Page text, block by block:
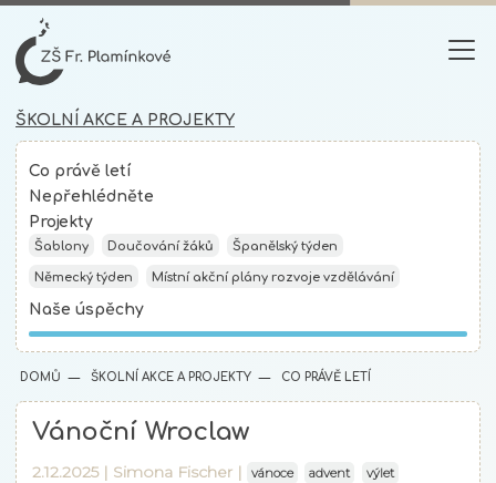
ŠKOLNÍ AKCE A PROJEKTY
Co právě letí
Nepřehlédněte
Projekty
Šablony Doučování žáků Španělský týden
Německý týden Místní akční plány rozvoje vzdělávání
Naše úspěchy
DOMŮ ŠKOLNÍ AKCE A PROJEKTY CO PRÁVĚ LETÍ
Vánoční Wroclaw
2.12.2025 | Simona Fischer | vánoce advent výlet